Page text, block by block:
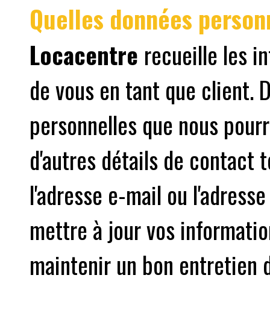
Quelles données
Locacentre recueille les
de vous en tant que client.
personnelles que nous
d'autres détails de contact
l'adresse e-mail ou
mettre à jour vos
maintenir un bon entretien